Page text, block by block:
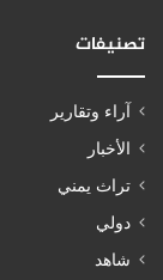
تصنيفات
آراء وتقارير
الأخبار
تراث يمني
دولي
شاهد